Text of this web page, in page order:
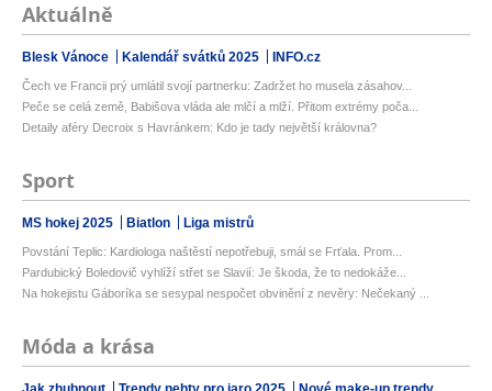
Aktuálně
Blesk Vánoce Kalendář svátků 2025 INFO.cz
Čech ve Francii prý umlátil svojí partnerku: Zadržet ho musela zásahov...
Peče se celá země, Babišova vláda ale mlčí a mlží. Přitom extrémy poča...
Detaily aféry Decroix s Havránkem: Kdo je tady největší královna?
Sport
MS hokej 2025 Biatlon Liga mistrů
Povstání Teplic: Kardiologa naštěstí nepotřebuji, smál se Frťala. Prom...
Pardubický Boledovič vyhlíží střet se Slavií: Je škoda, že to nedokáže...
Na hokejistu Gáboríka se sesypal nespočet obvinění z nevěry: Nečekaný ...
Móda a krása